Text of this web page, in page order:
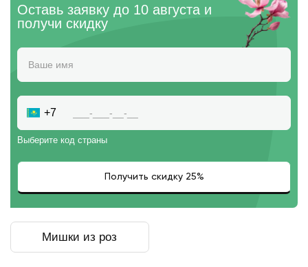
Оставь заявку до 10 августа и
получи скидку
+7
Выберите код страны
Мишки из роз